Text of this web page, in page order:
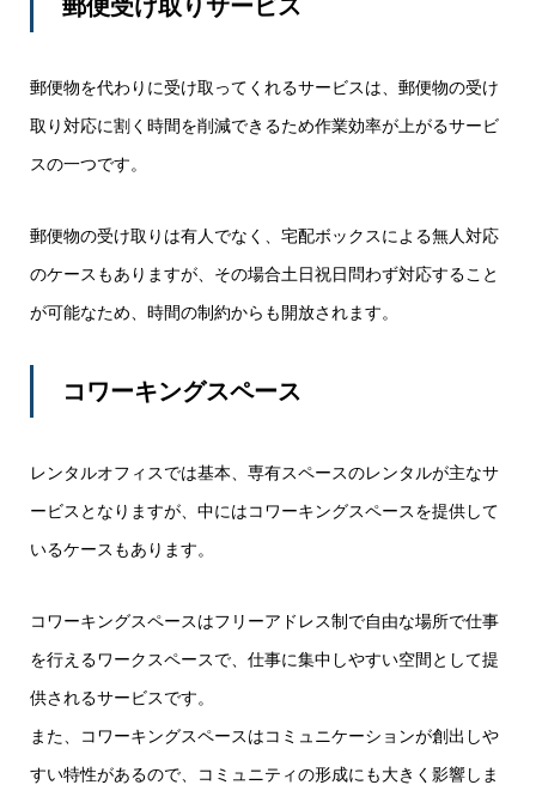
郵便受け取りサービス
郵便物を代わりに受け取ってくれるサービスは、郵便物の受け
取り対応に割く時間を削減できるため作業効率が上がるサービ
スの一つです。
郵便物の受け取りは有人でなく、宅配ボックスによる無人対応
のケースもありますが、その場合土日祝日問わず対応すること
が可能なため、時間の制約からも開放されます。
コワーキングスペース
レンタルオフィスでは基本、専有スペースのレンタルが主なサ
ービスとなりますが、中にはコワーキングスペースを提供して
いるケースもあります。
コワーキングスペースはフリーアドレス制で自由な場所で仕事
を行えるワークスペースで、仕事に集中しやすい空間として提
供されるサービスです。
また、コワーキングスペースはコミュニケーションが創出しや
すい特性があるので、コミュニティの形成にも大きく影響しま